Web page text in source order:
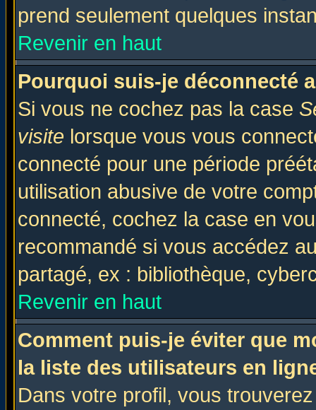
prend seulement quelques
Revenir en haut
Pourquoi suis-je déconnecté
Si vous ne cochez pas la case
visite lorsque vous vous
connecté pour une période
utilisation abusive de votre
connecté, cochez la case en
recommandé si vous accédez
partagé, ex : bibliothèque,
Revenir en haut
Comment puis-je éviter que
la liste des utilisateurs en
Dans votre profil, vous